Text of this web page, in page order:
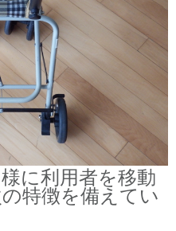
に利用者を移動
特徴を備えてい